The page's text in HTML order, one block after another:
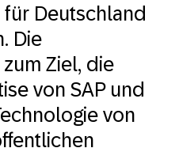
Deutschland
Die
Ziel, die
von SAP und
von